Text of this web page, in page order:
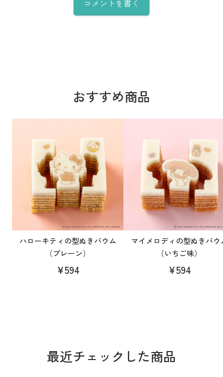
コメントを書く
おすすめ商品
ハローキティの型ぬきバウム
（プレーン）
¥594
マイメロディの型ぬきバウ
（いちご味）
¥594
最近チェックした商品